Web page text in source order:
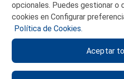
POLITICA DE
POLITICA DE
CANAL DE
opcionales. Puedes gestionar o
cookies en Configurar
Política de Cookies.
Aceptar